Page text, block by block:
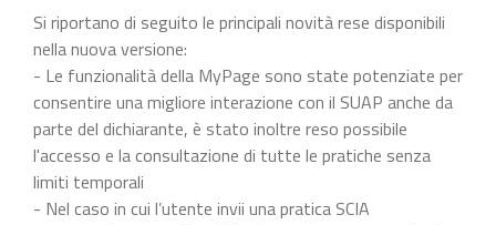
Si riportano di seguito le principali novità rese disponibili
nella nuova versione:
- Le funzionalità della MyPage sono state potenziate per
consentire una migliore interazione con il SUAP anche da
parte del dichiarante, è stato inoltre reso possibile
l'accesso e la consultazione di tutte le pratiche senza
limiti temporali
- Nel caso in cui l’utente invii una pratica SCIA